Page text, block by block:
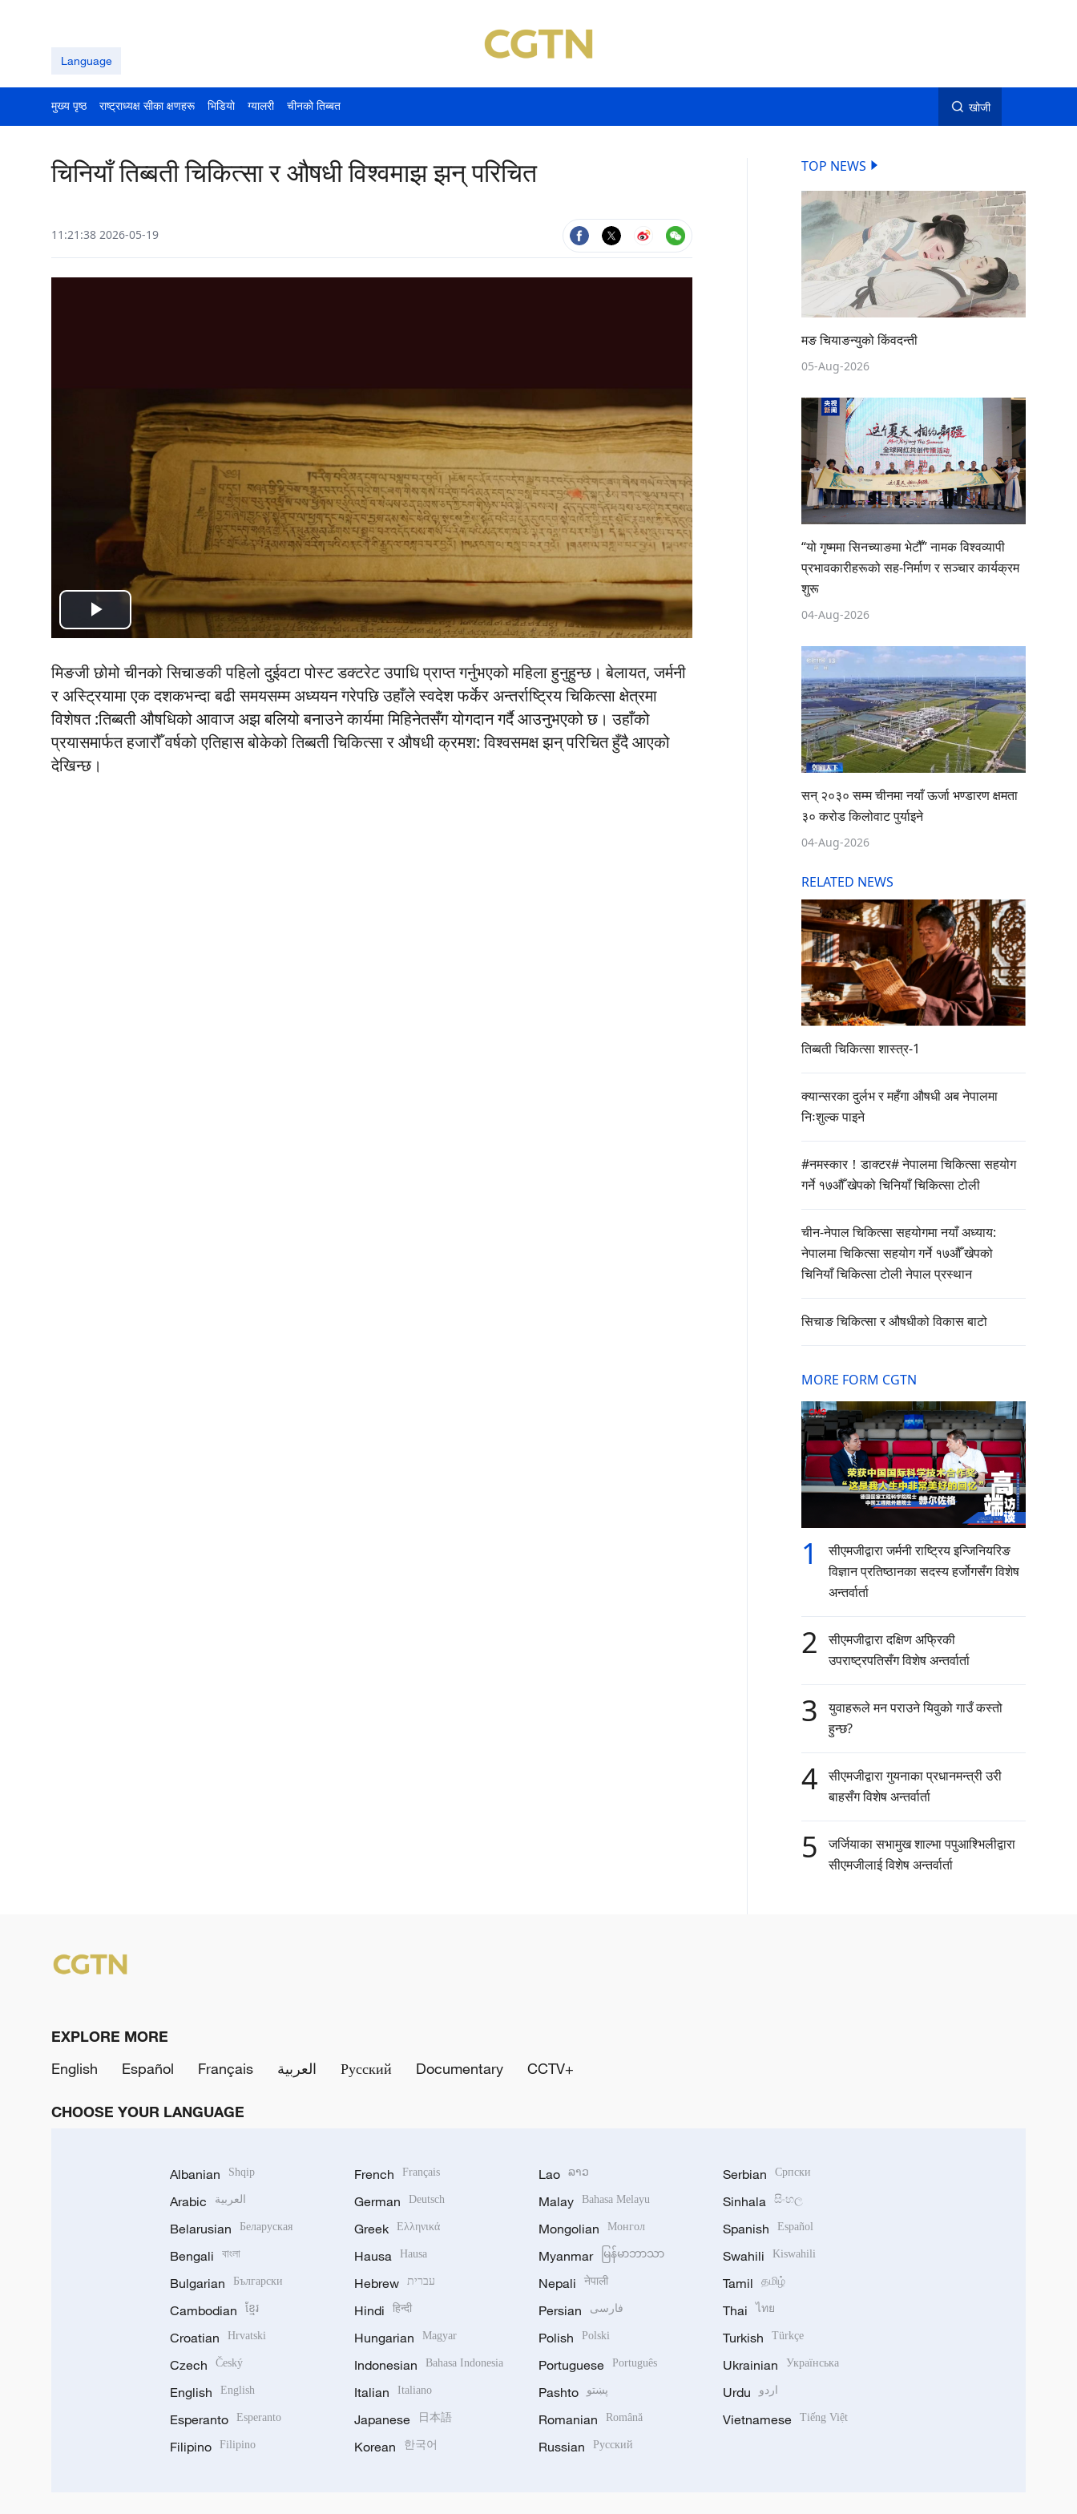
Language
मुख्य पृष्ठ राष्ट्राध्यक्ष सीका क्षणहरू भिडियो ग्यालरी चीनको तिब्बत खोजी
चिनियाँ तिब्बती चिकित्सा र औषधी विश्वमाझ झन् परिचित
11:21:38 2026-05-19
Play
Video
मिङजीछोमोचीनकोसिचाङकीपहिलोदुईवटापोस्टडक्टरेटउपाधिप्राप्तगर्नुभएकोमहिलाहुनुहुन्छ। बेलायत, जर्मनी
रअस्ट्रियामाएकदशकभन्दाबढीसमयसम्मअध्ययनगरेपछिउहाँलेस्वदेशफर्केरअन्तर्राष्ट्रियचिकित्साक्षेत्रमा
विशेषत:तिब्बतीऔषधिकोआवाजअझबलियोबनाउनेकार्यमामिहिनेतसँगयोगदानगर्दैआउनुभएकोछ। उहाँको
प्रयासमार्फत हजारौँ वर्षको एतिहास बोकेको तिब्बती चिकित्सा र औषधी क्रमश: विश्वसमक्ष झन् परिचित हुँदै आएको
देखिन्छ।
TOP NEWS
मङ चियाङन्युको किंवदन्ती
05-Aug-2026
“यो गृष्ममा सिनच्याङमा भेटौँ” नामक विश्वव्यापी
प्रभावकारीहरूको सह-निर्माण र सञ्चार कार्यक्रम
शुरू
04-Aug-2026
सन् २०३० सम्म चीनमा नयाँ ऊर्जा भण्डारण क्षमता
३० करोड किलोवाट पुर्याइने
04-Aug-2026
RELATED NEWS
तिब्बती चिकित्सा शास्त्र-1
क्यान्सरका दुर्लभ र महँगा औषधी अब नेपालमा
निःशुल्क पाइने
#नमस्कार！डाक्टर# नेपालमा चिकित्सा सहयोग
गर्ने १७औँ खेपको चिनियाँ चिकित्सा टोली
चीन-नेपाल चिकित्सा सहयोगमा नयाँ अध्याय:
नेपालमा चिकित्सा सहयोग गर्ने १७औँ खेपको
चिनियाँ चिकित्सा टोली नेपाल प्रस्थान
सिचाङ चिकित्सा र औषधीको विकास बाटो
MORE FORM CGTN
1
सीएमजीद्वारा जर्मनी राष्ट्रिय इन्जिनियरिङ
विज्ञान प्रतिष्ठानका सदस्य हर्जोगसँग विशेष
अन्तर्वार्ता
2
सीएमजीद्वारा दक्षिण अफ्रिकी
उपराष्ट्रपतिसँग विशेष अन्तर्वार्ता
3
युवाहरूले मन पराउने यिवुको गाउँ कस्तो
हुन्छ?
4
सीएमजीद्वारा गुयनाका प्रधानमन्त्री उरी
बाहसँग विशेष अन्तर्वार्ता
5
जर्जियाका सभामुख शाल्भा पपुआश्भिलीद्वारा
सीएमजीलाई विशेष अन्तर्वार्ता
EXPLORE MORE
English
Español Français العربية Русский Documentary CCTV+
CHOOSE YOUR LANGUAGE
Albanian Shqip
Arabic العربية
Belarusian Беларуская
Bengali বাংলা
Bulgarian Български
Cambodian ខ្មែរ
Croatian Hrvatski
Czech Český
English English
Esperanto Esperanto
Filipino Filipino
French Français
German Deutsch
Greek Ελληνικά
Hausa Hausa
Hebrew עברית
Hindi हिन्दी
Hungarian Magyar
Indonesian Bahasa Indonesia
Italian Italiano
Japanese 日本語
Korean 한국어
Lao ລາວ
Malay Bahasa Melayu
Mongolian Монгол
Myanmar မြန်မာဘာသာ
Nepali नेपाली
Persian فارسی
Polish Polski
Portuguese Português
Pashto پښتو
Romanian Română
Russian Русский
Serbian Српски
Sinhala සිංහල
Spanish Español
Swahili Kiswahili
Tamil தமிழ்
Thai ไทย
Turkish Türkçe
Ukrainian Українська
Urdu اردو
Vietnamese Tiếng Việt